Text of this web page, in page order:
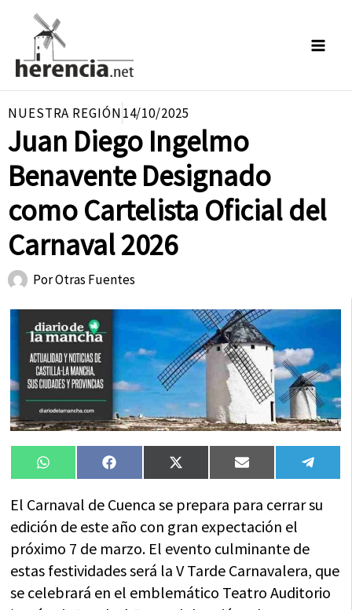
contenido
NUESTRA REGIÓN14/10/2025
Juan Diego Ingelmo
Benavente Designado
como Cartelista Oficial del
Carnaval 2026
PorOtras Fuentes
Compartir
en
WhatsAppCompartir
en
FacebookCompartir
en
X
(Twitter)
Compartir
en
Email
en
El Carnaval de Cuenca se prepara para cerrar su
edición de este año con gran expectación el
próximo 7 de marzo. El evento culminante de
estas festividades será la V Tarde Carnavalera, que
se celebrará en el emblemático Teatro Auditorio